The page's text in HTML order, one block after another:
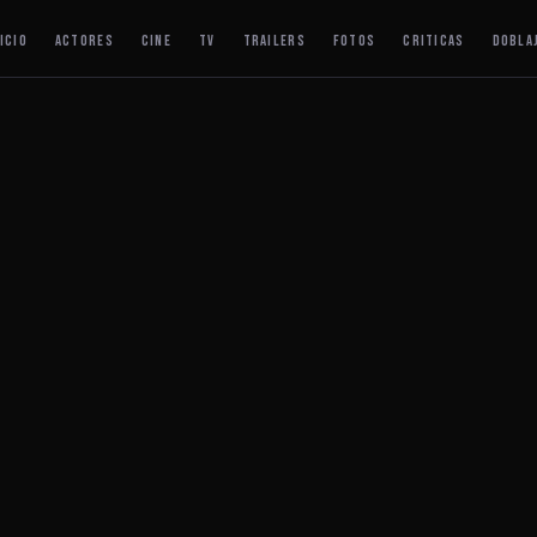
ACTORES CINE TV TRAILERS FOTOS CRITICAS